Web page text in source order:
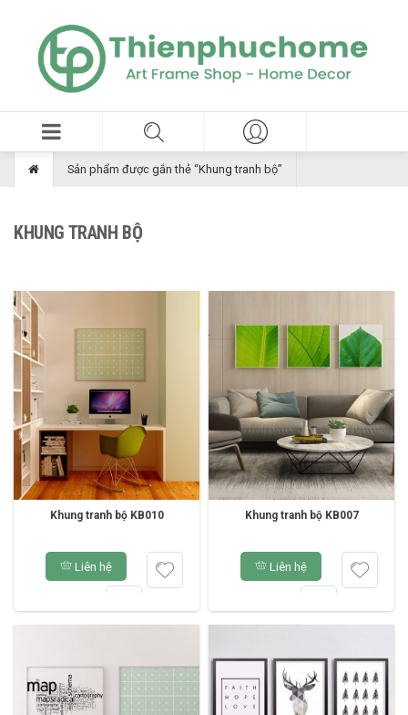
Sản phẩm được gắn thẻ “Khung tranh bộ”
KHUNG TRANH BỘ
Khung tranh bộ KB010
Liên hệ
Khung tranh bộ KB007
Liên hệ